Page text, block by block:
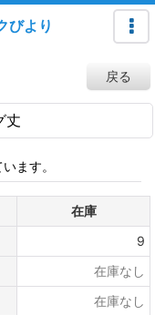
びより
戻る
丈
ます。
在庫
9
在庫なし
在庫なし